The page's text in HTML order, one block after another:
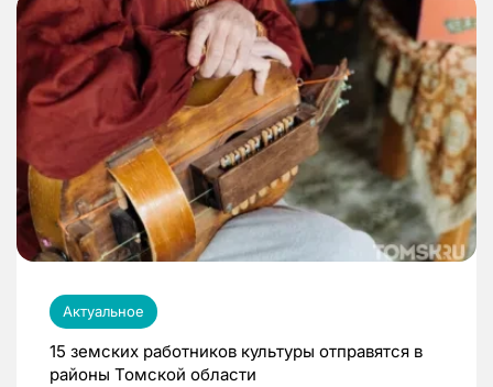
Актуальное
15 земских работников культуры отправятся в
районы Томской области